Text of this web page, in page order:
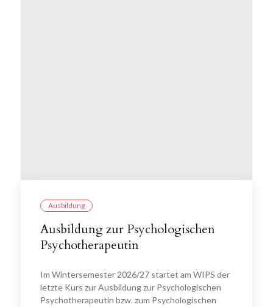
Ausbildung
Ausbildung zur Psychologischen
Psychotherapeutin
Im Wintersemester 2026/27 startet am WIPS der
letzte Kurs zur Ausbildung zur Psychologischen
Psychotherapeutin bzw. zum Psychologischen